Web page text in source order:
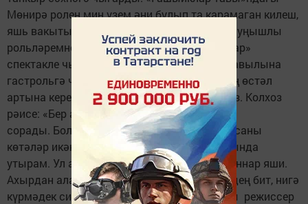
Мөнирә ролен мин үзем әни булып та карамаган килеш,
яшь вакытымда уйнадым. Октябрина да – уңышлы
рольләремнең берсе. «Аты барның, дәрте бар»
спектакле чыгу белән, минем әбинең туган авылына
гастрольгә чыгып киттек. Спектакльдән соң өстәл
артына кереп утырдык та, кемнедер көтәбез. Колхоз
рәисе: «Бер актрисагыз юк бит әле», – дип
сорады. Болар Октябринаны уйнаган актрисаны
көтәләр икән, ә мин инде күптән алар арасында
утырам. Ул авылда минем бихисап күп туганнар яши.
Ахырдан алар да: «Син дә уйныйм дигән идең бит, нигә
күрмәдек сине»,– дип сорадылар. Талантлы режиссер